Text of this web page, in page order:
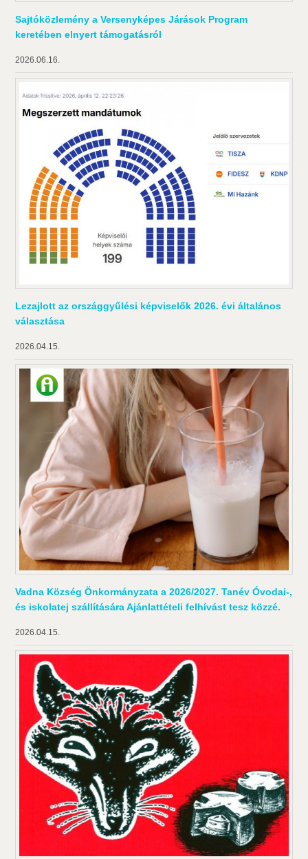
Sajtóközlemény a Versenyképes Járások Program
keretében elnyert támogatásról
2026.06.16.
Lezajlott az országgyűlési képviselők 2026. évi általános
választása
2026.04.15.
Vadna Község Önkormányzata a 2026/2027. Tanév Óvodai-,
és iskolatej szállítására Ajánlattételi felhívást tesz közzé.
2026.04.15.